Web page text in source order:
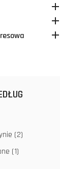



(2)
(1)